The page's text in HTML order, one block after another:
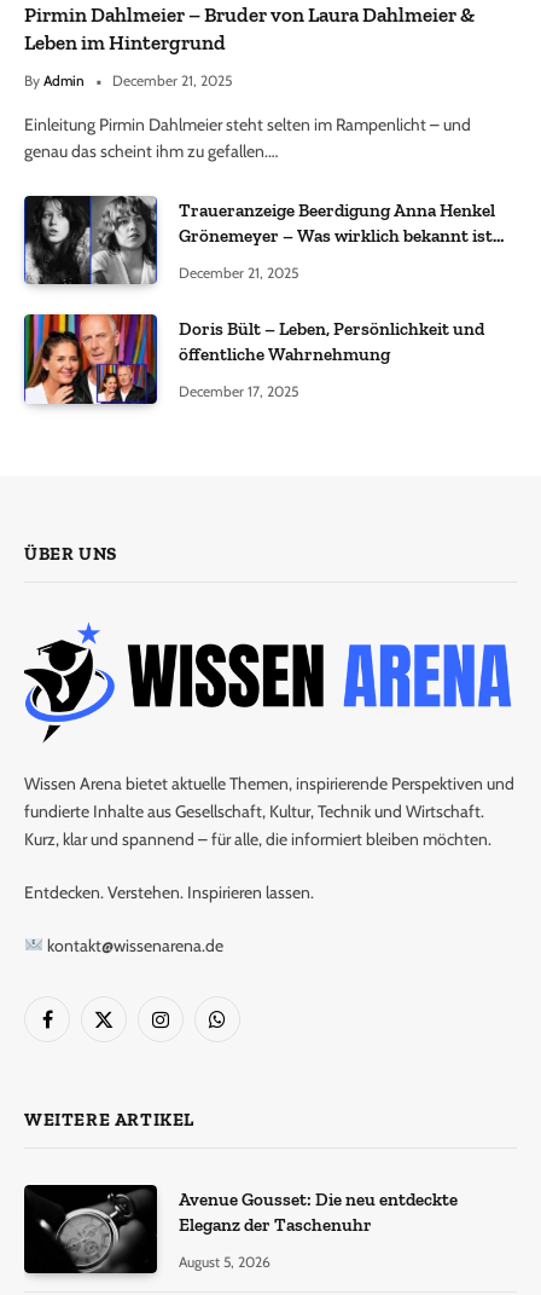
Pirmin Dahlmeier – Bruder von Laura Dahlmeier &
Leben im Hintergrund
By Admin December 21, 2025
Einleitung Pirmin Dahlmeier steht selten im Rampenlicht – und
genau das scheint ihm zu gefallen.…
Traueranzeige Beerdigung Anna Henkel
Grönemeyer – Was wirklich bekannt ist
December 21, 2025
Doris Bült – Leben, Persönlichkeit und
öffentliche Wahrnehmung
December 17, 2025
ÜBER UNS
Wissen Arena bietet aktuelle Themen, inspirierende Perspektiven und
fundierte Inhalte aus Gesellschaft, Kultur, Technik und Wirtschaft.
Kurz, klar und spannend – für alle, die informiert bleiben möchten.
Entdecken. Verstehen. Inspirieren lassen.
kontakt@wissenarena.de
Facebook
X
InstagramWhatsApp
WEITERE ARTIKEL
Avenue Gousset: Die neu entdeckte
Eleganz der Taschenuhr
August 5, 2026